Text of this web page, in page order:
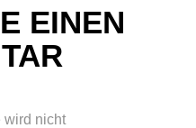
EINEN
wird nicht